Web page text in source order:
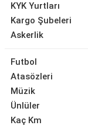
KYK Yurtları
Kargo Şubeleri
Askerlik
Futbol
Atasözleri
Müzik
Ünlüler
Kaç Km